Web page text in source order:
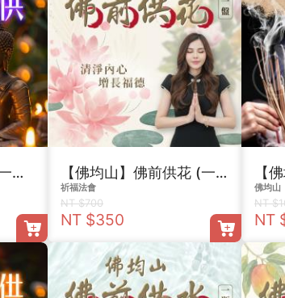
【佛均山】佛牌代供一年期 【佛均山】佛前供花 (一盤 )
祈福法會
NT $700
NT $350
【
佛均山
NT
NT